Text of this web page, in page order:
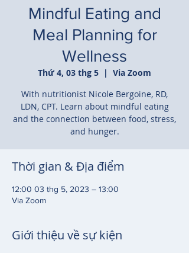
Mindful Eating and
Meal Planning for
Wellness
Thứ 4, 03 thg 5
  |
Via Zoom
With nutritionist Nicole Bergoine, RD,
LDN, CPT. Learn about mindful eating
and the connection between food, stress,
and hunger.
Thời gian & Địa điểm
12:00 03 thg 5, 2023 – 13:00
Via Zoom
Giới thiệu về sự kiện